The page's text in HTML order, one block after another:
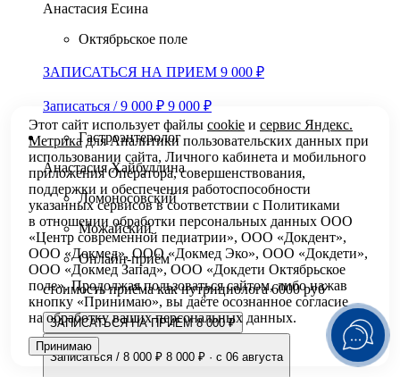
Анастасия Есина
Октябрьское поле
ЗАПИСАТЬСЯ НА ПРИЕМ 9 000 ₽
Записаться / 9 000 ₽ 9 000 ₽
Гастроэнтеролог
Анастасия Хайбуллина
Ломоносовский
Можайский
Онлайн-приём
стоимость приёма как нутрициолога 6000 руб
ЗАПИСАТЬСЯ НА ПРИЕМ 8 000 ₽
Записаться / 8 000 ₽ 8 000 ₽ · с 06 августа
Этот сайт использует файлы cookie и сервис Яндекс.
Метрикадля Аналитики пользовательских данных при
использовании сайта, Личного кабинета и мобильного
приложения Оператора, совершенствования,
поддержки и обеспечения работоспособности
указанных сервисов в соответствии с Политиками
в отношении обработки персональных данных ООО
«Центр современной педиатрии», ООО «Докдент»,
ООО «Докмед», ООО «Докмед Эко», ООО «Докдети»,
ООО «Докмед Запад», ООО «Докдети Октябрьское
поле». Продолжая пользоваться сайтом, либо нажав
кнопку «Принимаю», вы даёте осознанное согласие
на обработку ваших персональных данных.
Принимаю